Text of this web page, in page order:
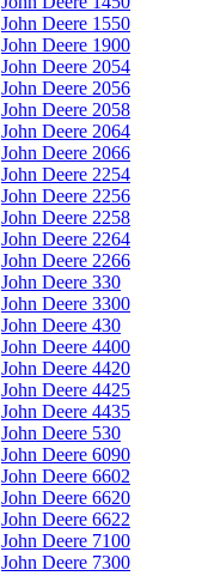
John Deere 1550
John Deere 1900
John Deere 2054
John Deere 2056
John Deere 2058
John Deere 2064
John Deere 2066
John Deere 2254
John Deere 2256
John Deere 2258
John Deere 2264
John Deere 2266
John Deere 330
John Deere 3300
John Deere 430
John Deere 4400
John Deere 4420
John Deere 4425
John Deere 4435
John Deere 530
John Deere 6090
John Deere 6602
John Deere 6620
John Deere 6622
John Deere 7100
John Deere 7300